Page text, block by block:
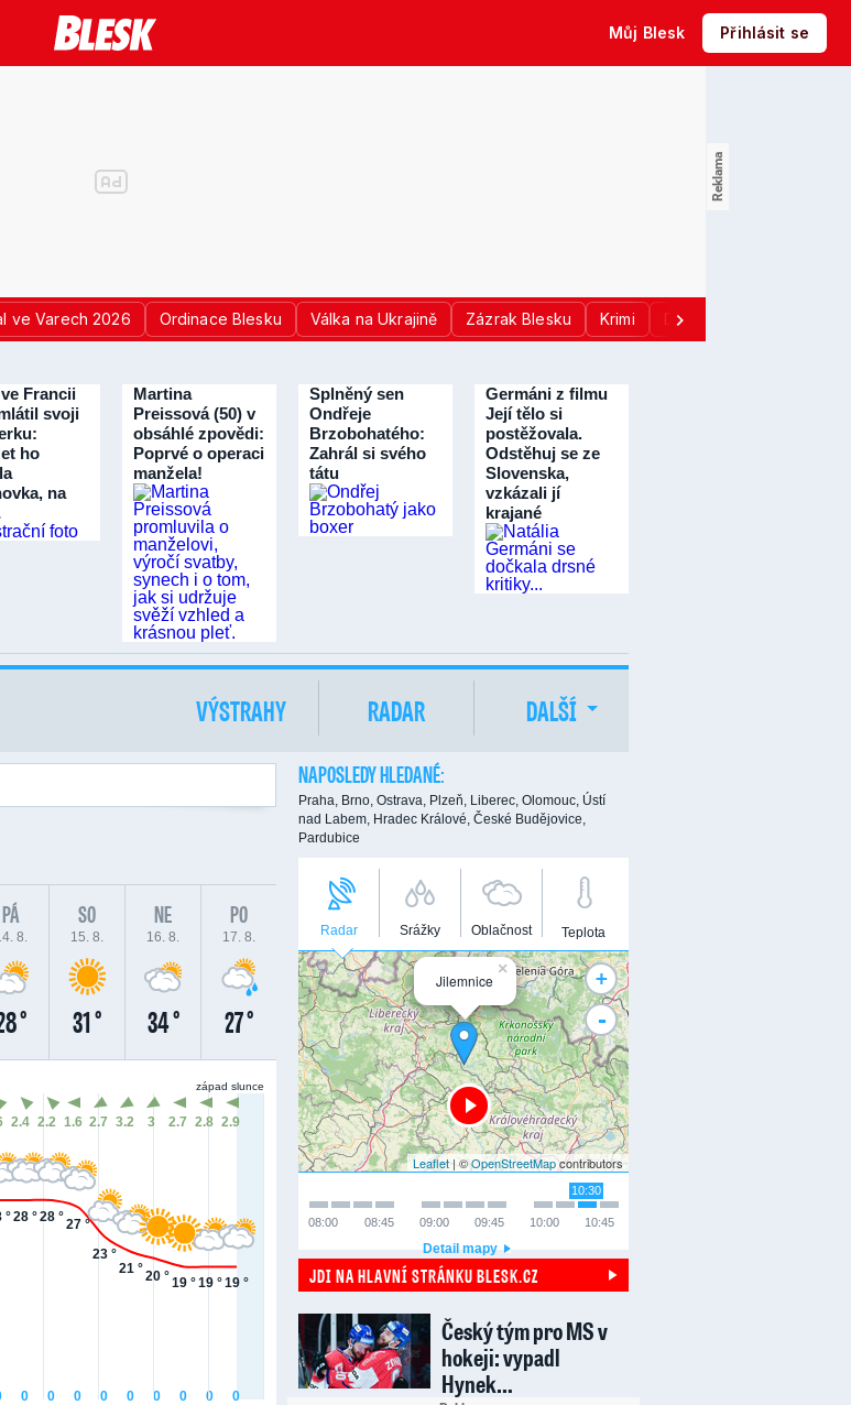
Můj Blesk Přihlásit se
ve Varech 2026 Ordinace Blesku Válka na Ukrajině Zázrak Blesku Krimi Donald Trump
Francii
svoji
ho
na
Martina
Preissová (50) v
obsáhlé zpovědi:
Poprvé o operaci
manžela!
Splněný sen
Ondřeje
Brzobohatého:
Zahrál si svého
tátu
Germáni z filmu
Její tělo si
postěžovala.
Odstěhuj se ze
Slovenska,
vzkázali jí
krajané
VÝSTRAHY RADAR DALŠÍ
PÁ
8.
°
SO
15. 8.
31 °
NE
16. 8.
34 °
PO
17. 8.
27 °
°28 °28 °27 °
23 °
21 °20 °19 °19 °19 °
západ slunce
0 0 0 0 0 0 0 0 0
2.4 2.2 1.6 2.7 3.2 3 2.7 2.8 2.9
NAPOSLEDY HLEDANÉ:
Praha, Brno, Ostrava, Plzeň, Liberec, Olomouc, Ústí
nad Labem, Hradec Králové, České Budějovice,
Pardubice
Radar Srážky Oblačnost Teplota
×
Jilemnice +
-
Leaflet | ©OpenStreetMapcontributors
10:30
10:45
10:00
09:45
09:00
08:45
08:00
Detail mapy
JDI NA HLAVNÍ STRÁNKU BLESK.CZ
Český tým pro MS v
hokeji: vypadl
Hynek…